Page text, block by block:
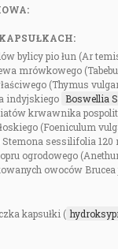
bylicy pio łun (Ar
mrówkowego
(Thymus
indyjskiego Boswellia
krwawnika
(Foeniculum
sessilifolia 120
ogrodowego
owoców
kapsułki (